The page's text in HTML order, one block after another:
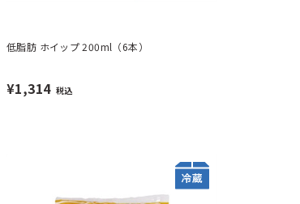
低脂肪 ホイップ 200ml（6本）
¥1,314 税込